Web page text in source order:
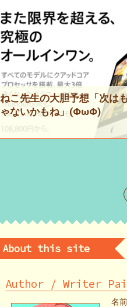
ねこ先生の大胆予想「次は
ゃないかもね」(ΦωΦ)
About this site
Author / Writer
名